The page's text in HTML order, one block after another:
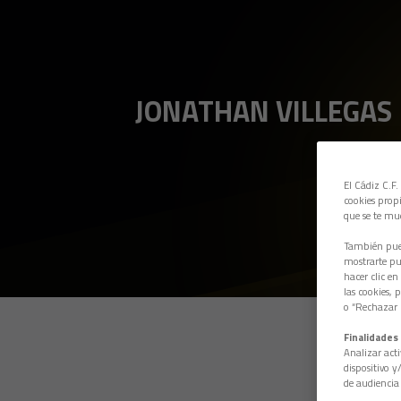
JONATHAN VILLEGAS
El Cádiz
cookies
que se te
También
mostrarte
hacer clic
las cookies,
o “Rechazar
Finalidades
Analizar
dispositivo
de